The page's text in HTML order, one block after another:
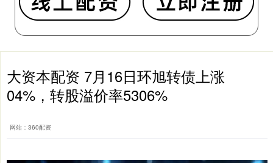
大资本配资 7月16日环旭转债上涨
04%，转股溢价率5306%
网站：360配资